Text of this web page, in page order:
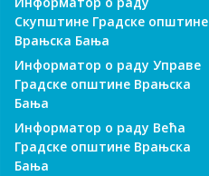
Скупштине Градске општине
Врањска Бања
Информатор о раду Управе
Градске општине Врањска
Бања
Информатор о раду Већа
Градске општине Врањска
Бања